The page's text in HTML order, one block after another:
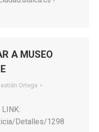
A MUSEO
Ortega
Detalles/1298